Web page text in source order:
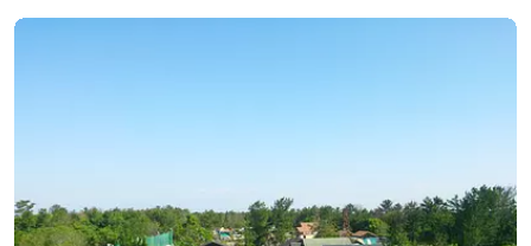
利用の場合は有料）完備しています。